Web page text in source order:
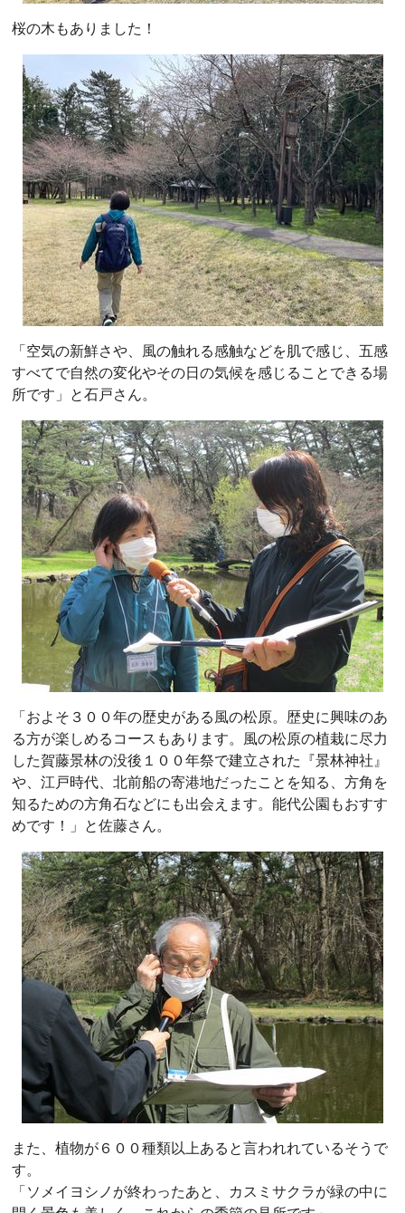
桜の木もありました！
「空気の新鮮さや、風の触れる感触などを肌で感じ、五感
すべてで自然の変化やその日の気候を感じることできる場
所です」と石戸さん。
「およそ３００年の歴史がある風の松原。歴史に興味のあ
る方が楽しめるコースもあります。風の松原の植栽に尽力
した賀藤景林の没後１００年祭で建立された『景林神社』
や、江戸時代、北前船の寄港地だったことを知る、方角を
知るための方角石などにも出会えます。能代公園もおすす
めです！」と佐藤さん。
また、植物が６００種類以上あると言われれているそうで
す。
「ソメイヨシノが終わったあと、カスミサクラが緑の中に